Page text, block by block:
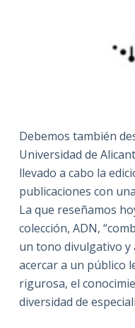
Debemos también
Universidad de
llevado a cabo la
publicaciones con
La que reseñamos
colección, ADN,
un tono divulgativo y
acercar a un público
rigurosa, el
diversidad de